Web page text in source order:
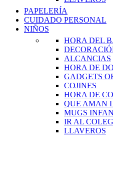
PAPELERÍA
CUIDADO PERSONAL
NIÑOS
HORA DEL
ALCANCIAS
HORA DE
GADGETS
COJINES
HORA DE
QUE AMAN
MUGS
IR AL
LLAVEROS